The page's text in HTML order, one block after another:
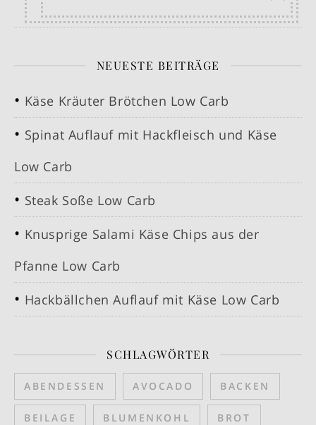
NEUESTE BEITRÄGE
Käse Kräuter Brötchen Low Carb
Spinat Auflauf mit Hackfleisch und Käse
Low Carb
Steak Soße Low Carb
Knusprige Salami Käse Chips aus der
Pfanne Low Carb
Hackbällchen Auflauf mit Käse Low Carb
SCHLAGWÖRTER
ABENDESSEN AVOCADO BACKEN
BEILAGE BLUMENKOHL BROT